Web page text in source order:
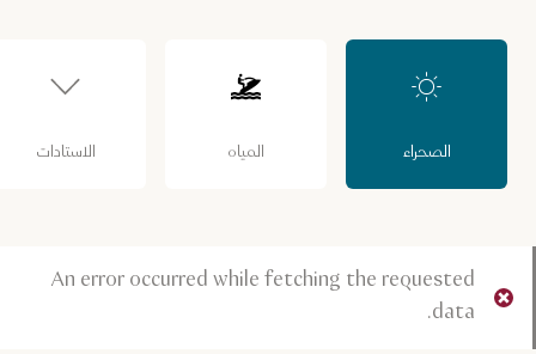
الصحراء المياه الاستادات
An error occurred while fetching the requested
data.